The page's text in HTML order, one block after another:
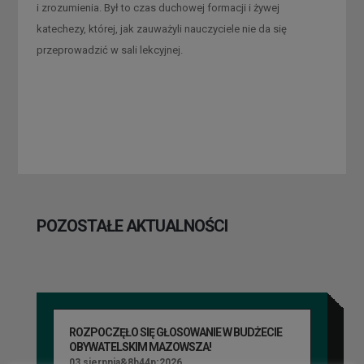
i zrozumienia. Był to czas duchowej formacji i żywej
katechezy, której, jak zauważyli nauczyciele nie da się
przeprowadzić w sali lekcyjnej.
POZOSTAŁE AKTUALNOŚCI
ROZPOCZĘŁO SIĘ GŁOSOWANIE W BUDŻECIE
OBYWATELSKIM MAZOWSZA!